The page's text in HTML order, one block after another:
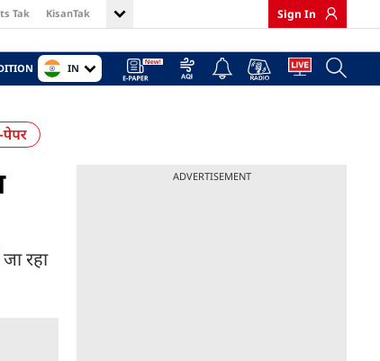
Tak KisanTak Sign In
IN
रहा
ADVERTISEMENT